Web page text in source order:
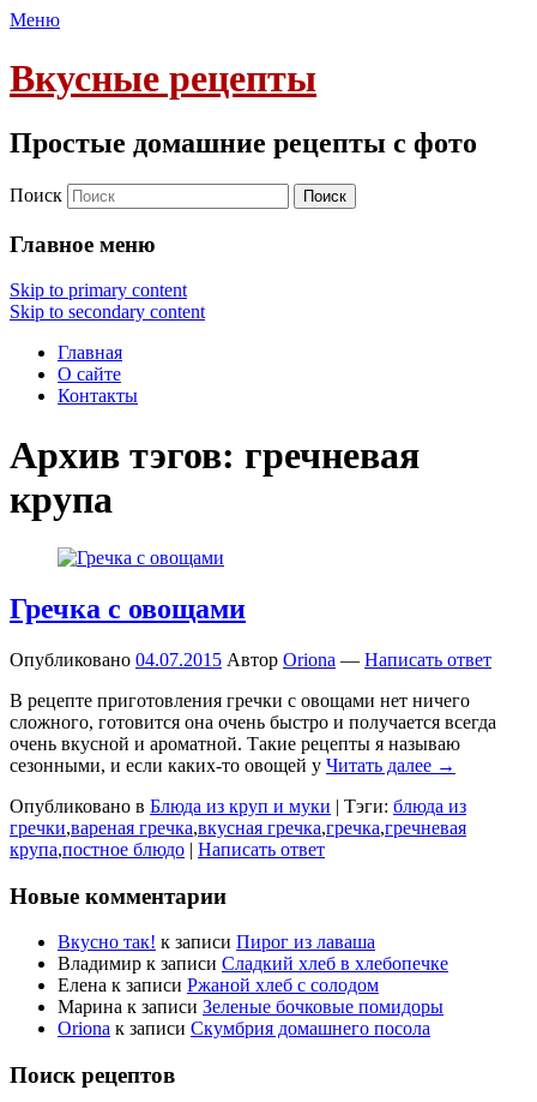
Меню
Вкусные рецепты
Простые домашние рецепты с фото
Поиск
Главное меню
Skip to primary content
Skip to secondary content
Главная
О сайте
Контакты
Архив тэгов: гречневая
крупа
Гречка с овощами
Опубликовано 04.07.2015 Автор Oriona — Написать ответ
В рецепте приготовления гречки с овощами нет ничего
сложного, готовится она очень быстро и получается всегда
очень вкусной и ароматной. Такие рецепты я называю
сезонными, и если каких-то овощей у Читать далее →
Опубликовано в Блюда из круп и муки | Тэги: блюда из
гречки,вареная гречка,вкусная гречка,гречка,гречневая
крупа,постное блюдо | Написать ответ
Новые комментарии
Вкусно так! к записи Пирог из лаваша
Владимир к записи Сладкий хлеб в хлебопечке
Елена к записи Ржаной хлеб с солодом
Марина к записи Зеленые бочковые помидоры
Oriona к записи Скумбрия домашнего посола
Поиск рецептов